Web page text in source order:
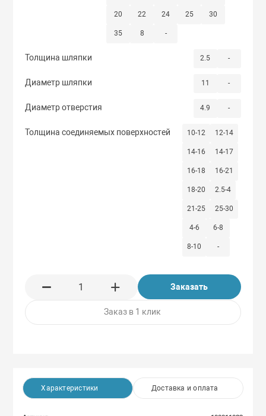
20 22 24 25 30
35 8 -
Толщина шляпки 2.5 -
Диаметр шляпки 11 -
Диаметр отверстия 4.9 -
Толщина соединяемых поверхностей 10-12 12-14
14-16 14-17
16-18 16-21
18-20 2.5-4
21-25 25-30
4-6 6-8
8-10 -
Заказать
Заказ в 1 клик
Характеристики Доставка и оплата